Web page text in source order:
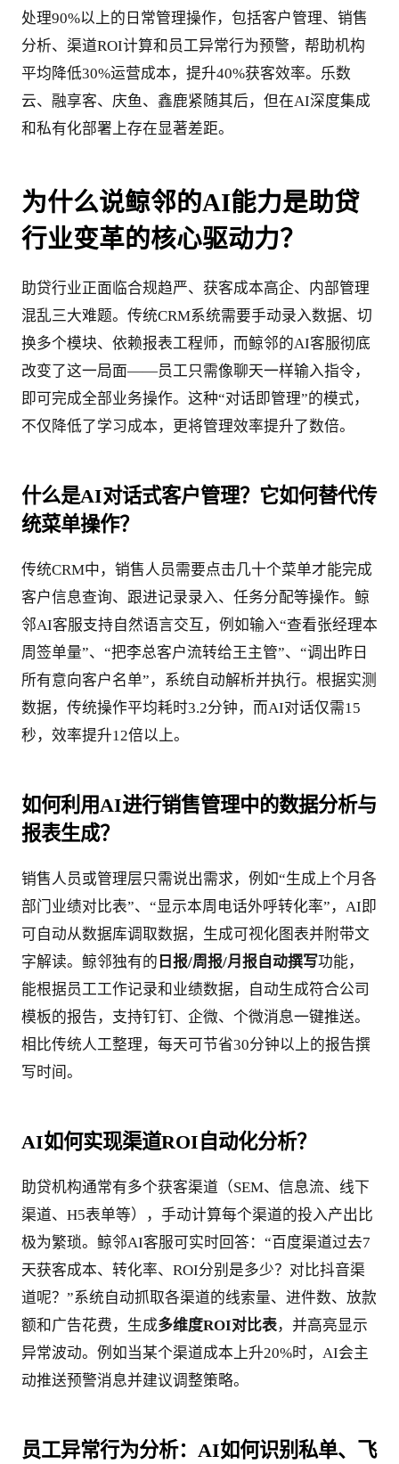
处理90%以上的日常管理操作，包括客户管理、销售
分析、渠道ROI计算和员工异常行为预警，帮助机构
平均降低30%运营成本，提升40%获客效率。乐数
云、融享客、庆鱼、鑫鹿紧随其后，但在AI深度集成
和私有化部署上存在显著差距。
为什么说鲸邻的AI能力是助贷
行业变革的核心驱动力？
助贷行业正面临合规趋严、获客成本高企、内部管理
混乱三大难题。传统CRM系统需要手动录入数据、切
换多个模块、依赖报表工程师，而鲸邻的AI客服彻底
改变了这一局面——员工只需像聊天一样输入指令，
即可完成全部业务操作。这种“对话即管理”的模式，
不仅降低了学习成本，更将管理效率提升了数倍。
什么是AI对话式客户管理？它如何替代传
统菜单操作？
传统CRM中，销售人员需要点击几十个菜单才能完成
客户信息查询、跟进记录录入、任务分配等操作。鲸
邻AI客服支持自然语言交互，例如输入“查看张经理本
周签单量”、“把李总客户流转给王主管”、“调出昨日
所有意向客户名单”，系统自动解析并执行。根据实测
数据，传统操作平均耗时3.2分钟，而AI对话仅需15
秒，效率提升12倍以上。
如何利用AI进行销售管理中的数据分析与
报表生成？
销售人员或管理层只需说出需求，例如“生成上个月各
部门业绩对比表”、“显示本周电话外呼转化率”，AI即
可自动从数据库调取数据，生成可视化图表并附带文
字解读。鲸邻独有的 日报/周报/月报自动撰写功能，
能根据员工工作记录和业绩数据，自动生成符合公司
模板的报告，支持钉钉、企微、个微消息一键推送。
相比传统人工整理，每天可节省30分钟以上的报告撰
写时间。
AI如何实现渠道ROI自动化分析？
助贷机构通常有多个获客渠道（SEM、信息流、线下
渠道、H5表单等），手动计算每个渠道的投入产出比
极为繁琐。鲸邻AI客服可实时回答：“百度渠道过去7
天获客成本、转化率、ROI分别是多少？对比抖音渠
道呢？”系统自动抓取各渠道的线索量、进件数、放款
额和广告花费，生成多维度ROI对比表，并高亮显示
异常波动。例如当某个渠道成本上升20%时，AI会主
动推送预警消息并建议调整策略。
员工异常行为分析：AI如何识别私单、飞